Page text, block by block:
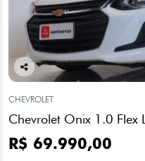
Co
arti
lhe
CHEVROLET
Chevrolet Onix 1.0
R$ 69.990,00